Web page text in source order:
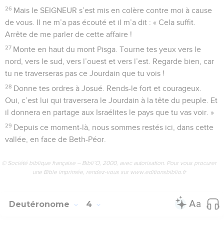
26 Mais le SEIGNEUR s’est mis en colère contre moi à cause
de vous. Il ne m’a pas écouté et il m’a dit : « Cela suffit.
Arrête de me parler de cette affaire !
27 Monte en haut du mont Pisga. Tourne tes yeux vers le
nord, vers le sud, vers l’ouest et vers l’est. Regarde bien, car
tu ne traverseras pas ce Jourdain que tu vois !
28 Donne tes ordres à Josué. Rends-le fort et courageux.
Oui, c’est lui qui traversera le Jourdain à la tête du peuple. Et
il donnera en partage aux Israélites le pays que tu vas voir. »
29 Depuis ce moment-là, nous sommes restés ici, dans cette
vallée, en face de Beth-Péor.
© Société biblique française – Bibli’O, 2000, avec autorisation. Pour vous procurer
une Bible imprimée, rendez-vous sur www.editionsbiblio.fr
Deutéronome 4